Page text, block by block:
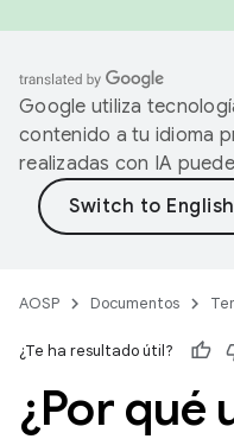
Google utiliza
contenido a tu idioma
realizadas con IA
AOSP Documentos
¿Te ha resultado útil?
¿Por qué